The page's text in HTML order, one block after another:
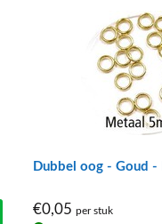
Dubbel oog - Goud
€0,05 per stuk